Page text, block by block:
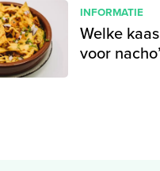
INFORMATIE
Welke
voor